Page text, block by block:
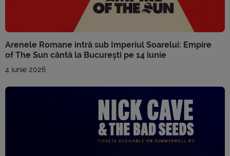
Arenele Romane intră sub Imperiul Soarelui: Empire
of The Sun cântă la București pe 14 iunie
4 iunie 2026